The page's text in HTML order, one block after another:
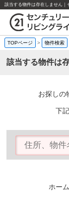
該当する物件は存在しません｜
TOPページ > 物件検索
該当する物件は
お探しの
下
ホー